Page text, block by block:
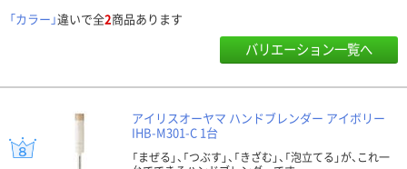
「カラー」違いで全2商品あります
バリエーション一覧へ
アイリスオーヤマ ハンドブレンダー アイボリー
IHB-M301-C 1台
「まぜる」、「つぶす」、「きざむ」、「泡立てる」が、これ一